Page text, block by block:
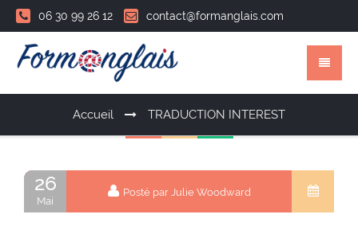
06 30 99 26 12 contact@formanglais.com
Accueil TRADUCTION INTEREST
26
Mai
Posté par Julie Woodward